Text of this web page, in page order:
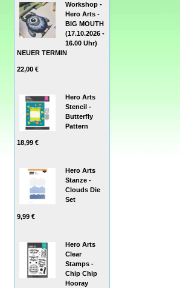
Tim Holtz®
Alcohol Ink -
Alkoholfarbe
Glacier
4,50 €
Grundpreis:
Tim Holtz®
Alcohol Ink -
Alkoholfarbe
Rosewood
Tim Holtz®
Alcohol Ink -
Alkoholfarbe
Alcohol Ink -
Alkoholfarbe
Everglades
Workshop -
Hero Arts -
BIG MOUTH
(17.10.2026 -
16.00 Uhr)
NEUER TERMIN
22,00 €
Hero Arts
Stencil -
Butterfly
Pattern
18,99 €
Hero Arts
Stanze -
Clouds Die
Set
9,99 €
Hero Arts
Clear
Stamps -
Chip Chip
Hooray